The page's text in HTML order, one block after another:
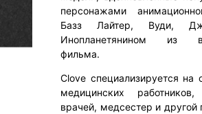
персонажами
Базз Лайтер, Вуди,
Инопланетянином из
фильма.
Clove специализируется на
медицинских
врачей, медсестер и другой